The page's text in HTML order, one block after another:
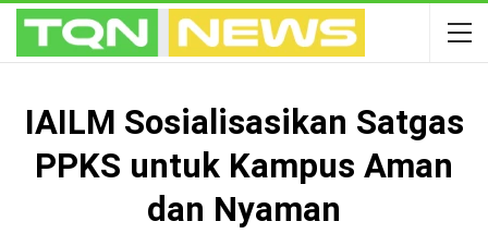
IAILM Sosialisasikan Satgas
PPKS untuk Kampus Aman
dan Nyaman